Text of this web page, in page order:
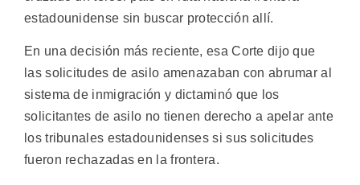
estadounidense sin buscar protección allí.
En una decisión más reciente, esa Corte dijo que
las solicitudes de asilo amenazaban con abrumar al
sistema de inmigración y dictaminó que los
solicitantes de asilo no tienen derecho a apelar ante
los tribunales estadounidenses si sus solicitudes
fueron rechazadas en la frontera.